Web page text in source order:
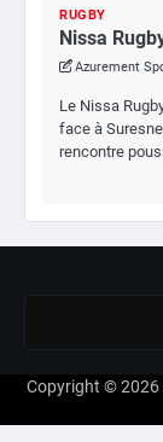
RUGBY
Nissa
Azurement
Le Nissa
face à
rencontre
Copyright © 2026